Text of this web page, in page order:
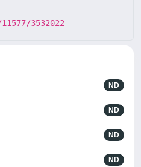
3532022
ND
ND
ND
ND